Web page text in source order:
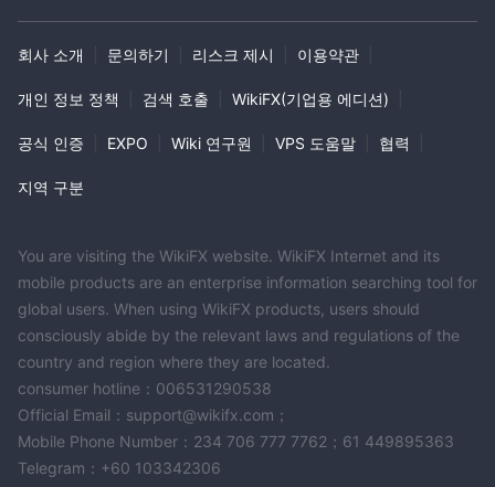
회사 소개 문의하기 리스크 제시 이용약관
개인 정보 정책 검색 호출 WikiFX(기업용 에디션)
공식 인증 EXPO Wiki 연구원 VPS 도움말 협력
지역 구분
You are visiting the WikiFX website. WikiFX Internet and its
mobile products are an enterprise information searching tool for
global users. When using WikiFX products, users should
consciously abide by the relevant laws and regulations of the
country and region where they are located.
consumer hotline：006531290538
Official Email：support@wikifx.com；
Mobile Phone Number：234 706 777 7762；61 449895363
Telegram：+60 103342306